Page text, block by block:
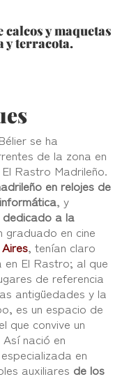
calcos y maquetas
y terracota.
se ha
de la zona en
Rastro Madrileño.
en relojes de
, y
a la
en cine
, tenían claro
El Rastro; al que
de referencia
antigüedades y la
es un espacio de
que convive un
nació en
en
auxiliares de los